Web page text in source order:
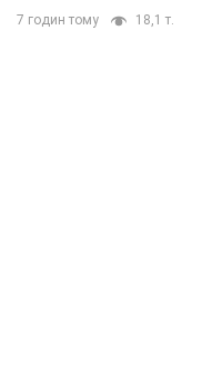
7 годин тому 18,1 т.